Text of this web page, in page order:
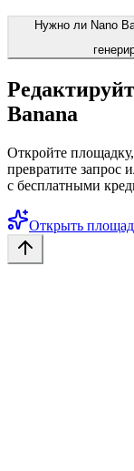
Нужно ли Nano
Banana
Откройте
превратите запрос
с бесплатными
Открыть